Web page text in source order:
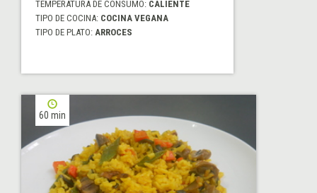
TEMPERATURA DE CONSUMO: CALIENTE
TIPO DE COCINA: COCINA VEGANA
TIPO DE PLATO: ARROCES
60 min